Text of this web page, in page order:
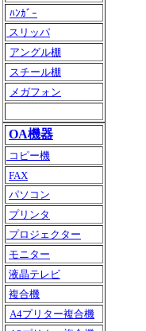
ﾊﾝｶﾞｰ
スリッパ
アングル棚
スチール棚
メガフォン
OA機器
コピー機
FAX
パソコン
プリンタ
プロジェクター
モニター
液晶テレビ
複合機
A4プリター複合機